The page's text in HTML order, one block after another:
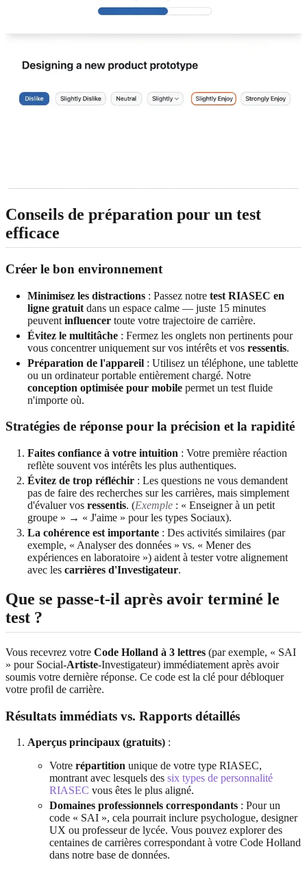
Conseils de préparation pour un test
efficace
Créer le bon environnement
Minimisez les distractions : Passez notre test RIASEC en
ligne gratuit dans un espace calme — juste 15 minutes
peuvent influencer toute votre trajectoire de carrière.
Évitez le multitâche : Fermez les onglets non pertinents pour
vous concentrer uniquement sur vos intérêts et vos ressentis.
Préparation de l'appareil : Utilisez un téléphone, une tablette
ou un ordinateur portable entièrement chargé. Notre
conception optimisée pour mobile permet un test fluide
n'importe où.
Stratégies de réponse pour la précision et la rapidité
Faites confiance à votre intuition : Votre première réaction
reflète souvent vos intérêts les plus authentiques.
Évitez de trop réfléchir : Les questions ne vous demandent
pas de faire des recherches sur les carrières, mais simplement
d'évaluer vos ressentis. (Exemple : « Enseigner à un petit
groupe » → « J'aime » pour les types Sociaux).
La cohérence est importante : Des activités similaires (par
exemple, « Analyser des données » vs. « Mener des
expériences en laboratoire ») aident à tester votre alignement
avec les carrières d'Investigateur.
Que se passe-t-il après avoir terminé le
test ?
Vous recevrez votre Code Holland à 3 lettres (par exemple, « SAI
» pour Social-Artiste-Investigateur) immédiatement après avoir
soumis votre dernière réponse. Ce code est la clé pour débloquer
votre profil de carrière.
Résultats immédiats vs. Rapports détaillés
Aperçus principaux (gratuits) :
Votre répartition unique de votre type RIASEC,
montrant avec lesquels des six types de personnalité
RIASEC vous êtes le plus aligné.
Domaines professionnels correspondants : Pour un
code « SAI », cela pourrait inclure psychologue, designer
UX ou professeur de lycée. Vous pouvez explorer des
centaines de carrières correspondant à votre Code Holland
dans notre base de données.